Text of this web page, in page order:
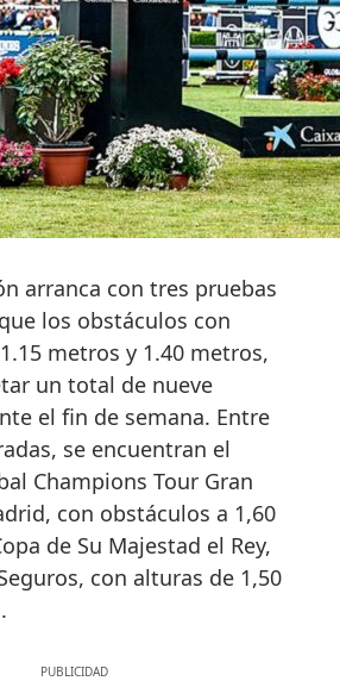
arranca con tres pruebas
los obstáculos con
metros y 1.40 metros,
un total de nueve
el fin de semana. Entre
se encuentran el
Champions Tour Gran
con obstáculos a 1,60
de Su Majestad el Rey,
con alturas de 1,50